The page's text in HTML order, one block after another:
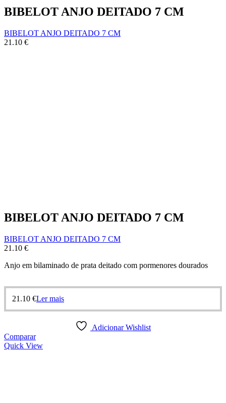
BIBELOT ANJO DEITADO 7 CM
BIBELOT ANJO DEITADO 7 CM
21.10 €
BIBELOT ANJO DEITADO 7 CM
BIBELOT ANJO DEITADO 7 CM
21.10 €
Anjo em bilaminado de prata deitado com pormenores dourados
21.10 €Ler mais
Adicionar Wishlist
Comparar
Quick View